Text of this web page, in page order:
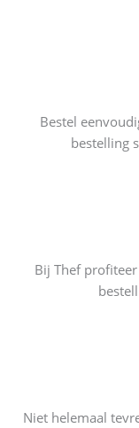
Bestel
bestelling
Bij Thef
Niet helemaal